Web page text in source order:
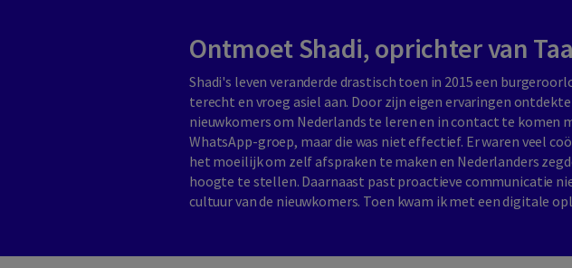
Ontmoet Shadi, oprichter van
Shadi's leven veranderde drastisch toen in 2015 een
terecht en vroeg asiel aan. Door zijn eigen ervaringen
nieuwkomers om Nederlands te leren en in contact te komen
WhatsApp-groep, maar die was niet effectief. Er waren veel
het moeilijk om zelf afspraken te maken en Nederlanders
hoogte te stellen. Daarnaast past proactieve communicatie
cultuur van de nieuwkomers. Toen kwam ik met een digitale